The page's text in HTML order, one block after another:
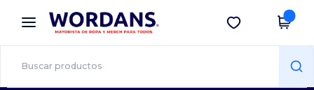
× App de Wordans
¡Mejores precios en app!
Descargar app